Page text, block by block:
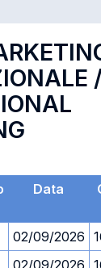
Data
02/09/2026
02/09/2026